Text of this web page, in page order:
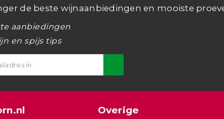
de beste wijnaanbiedingen en mooiste
aanbiedingen
en spijs tips
Overige